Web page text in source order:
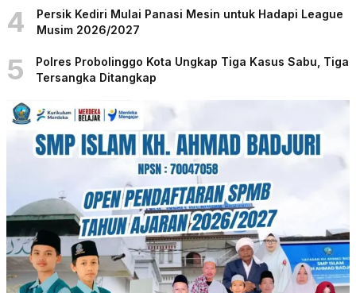
4
Persik Kediri Mulai Panasi Mesin untuk Hadapi League
Musim 2026/2027
5
Polres Probolinggo Kota Ungkap Tiga Kasus Sabu, Tiga
Tersangka Ditangkap